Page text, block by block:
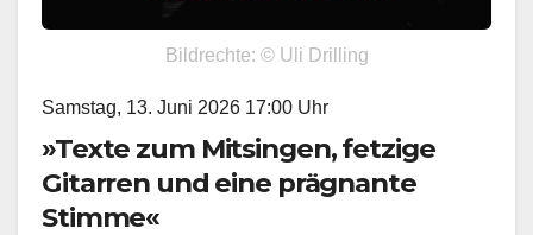
Bildrechte: © Uli Drilling
Samstag, 13. Juni 2026 17:00 Uhr
»Texte zum Mitsingen, fetzige
Gitarren und eine prägnante
Stimme«